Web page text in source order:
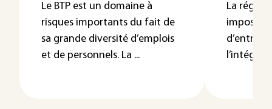
Le BTP est un domaine à
risques importants du fait de
sa grande diversité d’emplois
et de personnels. La ...
La
impose